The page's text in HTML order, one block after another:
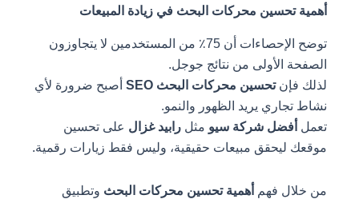
أهمية تحسين محركات البحث في زيادة المبيعات
توضح الإحصاءات أن 75٪ من المستخدمين لا يتجاوزون
الصفحة الأولى من نتائج جوجل.
لذلك فإنتحسين محركات البحث SEO
أصبح ضرورة لأي
نشاط تجاري يريد الظهور والنمو.
تعملأفضل شركة سيومثلرابيد غزال على تحسين
موقعك ليحقق مبيعات حقيقية، وليس فقط زيارات رقمية.
من خلال فهمأهمية تحسين محركات البحثوتطبيق